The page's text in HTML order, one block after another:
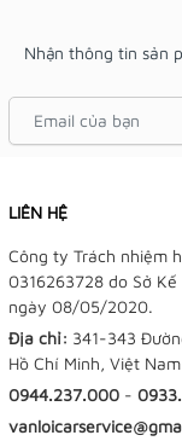
Nhận thông tin sản
LIÊN HỆ
Công ty Trách nhiệm
0316263728 do Sở
ngày 08/05/2020.
Địa chỉ: 341-343
Hồ Chí Minh, Việt Nam
0944.237.000 -